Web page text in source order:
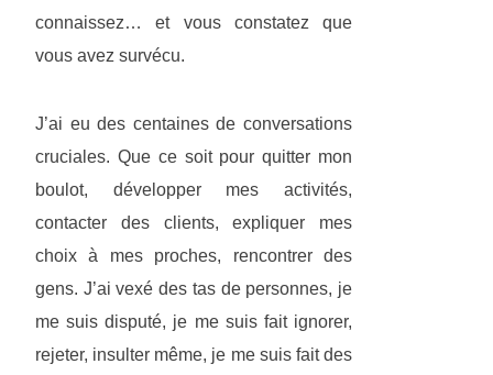
connaissez… et vous constatez que
vous avez survécu.
J’ai eu des centaines de conversations
cruciales. Que ce soit pour quitter mon
boulot, développer mes activités,
contacter des clients, expliquer mes
choix à mes proches, rencontrer des
gens. J’ai vexé des tas de personnes, je
me suis disputé, je me suis fait ignorer,
rejeter, insulter même, je me suis fait des